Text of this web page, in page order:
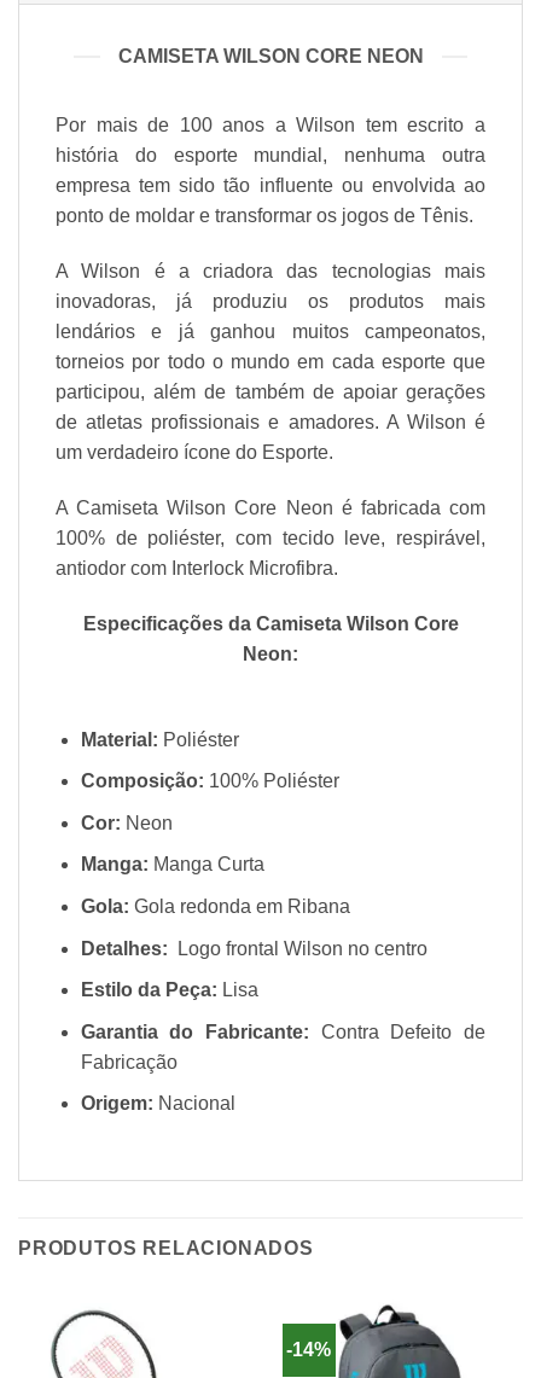
CAMISETA WILSON CORE NEON
Por mais de 100 anos a Wilson tem escrito a
história do esporte mundial, nenhuma outra
empresa tem sido tão influente ou envolvida ao
ponto de moldar e transformar os jogos de Tênis.
A Wilson é a criadora das tecnologias mais
inovadoras, já produziu os produtos mais
lendários e já ganhou muitos campeonatos,
torneios por todo o mundo em cada esporte que
participou, além de também de apoiar gerações
de atletas profissionais e amadores. A Wilson é
um verdadeiro ícone do Esporte.
A Camiseta Wilson Core Neon é fabricada com
100% de poliéster, com tecido leve, respirável,
antiodor com Interlock Microfibra.
Especificações da Camiseta Wilson Core
Neon:
Material: Poliéster
Composição: 100% Poliéster
Cor: Neon
Manga: Manga Curta
Gola: Gola redonda em Ribana
Detalhes: Logo frontal Wilson no centro
Estilo da Peça: Lisa
Garantia do Fabricante: Contra Defeito de
Fabricação
Origem: Nacional
PRODUTOS RELACIONADOS
-14%